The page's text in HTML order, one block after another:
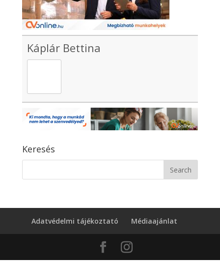
Káplár Bettina
Keresés
Adatvédelmi tájékoztató Médiaajánlat